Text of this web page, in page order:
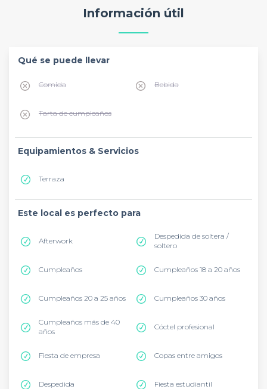
Información útil
Qué se puede llevar
Comida Bebida
Tarta de cumpleaños
Equipamientos & Servicios
Terraza
Este local es perfecto para
Afterwork
Despedida de soltera /
soltero
Cumpleaños Cumpleaños 18 a 20 años
Cumpleaños 20 a 25 años Cumpleaños 30 años
Cumpleaños más de 40
años
Cóctel profesional
Fiesta de empresa Copas entre amigos
Despedida Fiesta estudiantil